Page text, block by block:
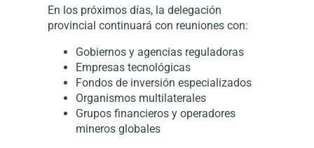
En los próximos días, la delegación
provincial continuará con reuniones con:
Gobiernos y agencias reguladoras
Empresas tecnológicas
Fondos de inversión especializados
Organismos multilaterales
Grupos financieros y operadores
mineros globales